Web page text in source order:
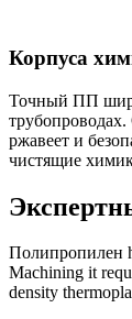
Корпуса
Точный ПП
ржавеет и
чистящие
Полипропилен
Machining it
density